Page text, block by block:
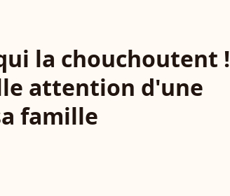
la chouchoutent !
attention d'une
famille